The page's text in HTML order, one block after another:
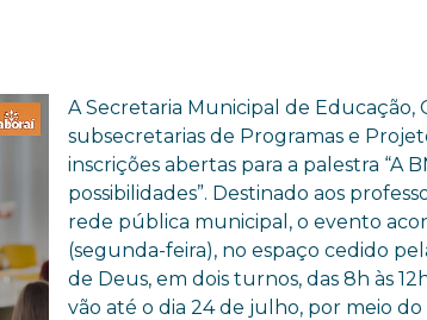
A Secretaria Municipal de Educação,
subsecretarias de Programas e
inscrições abertas para a palestra “A
possibilidades”. Destinado aos
rede pública municipal, o evento
(segunda-feira), no espaço cedido
de Deus, em dois turnos, das 8h às
vão até o dia 24 de julho, por meio